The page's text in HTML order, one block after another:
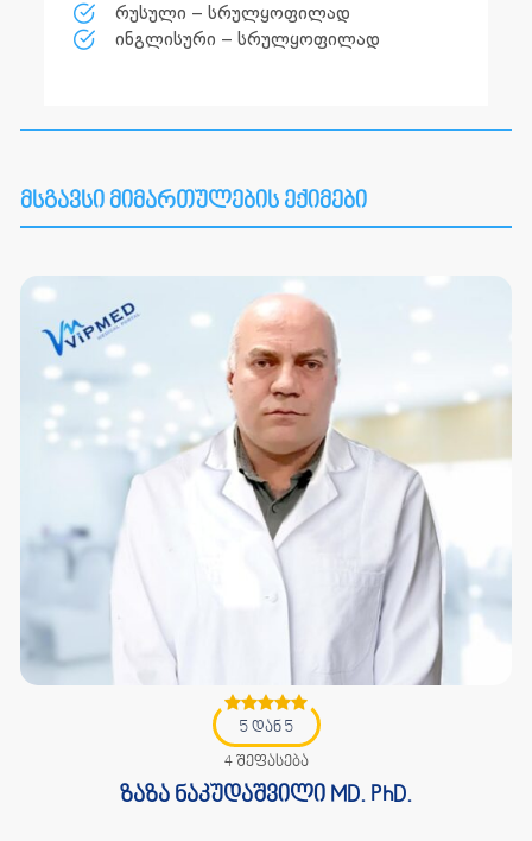
რუსული – სრულყოფილად
ინგლისური – სრულყოფილად
მსგავსი მიმართულების ექიმები
5 დან 5
4 შეფასება
ზაზა ნაკუდაშვილი MD. PhD.